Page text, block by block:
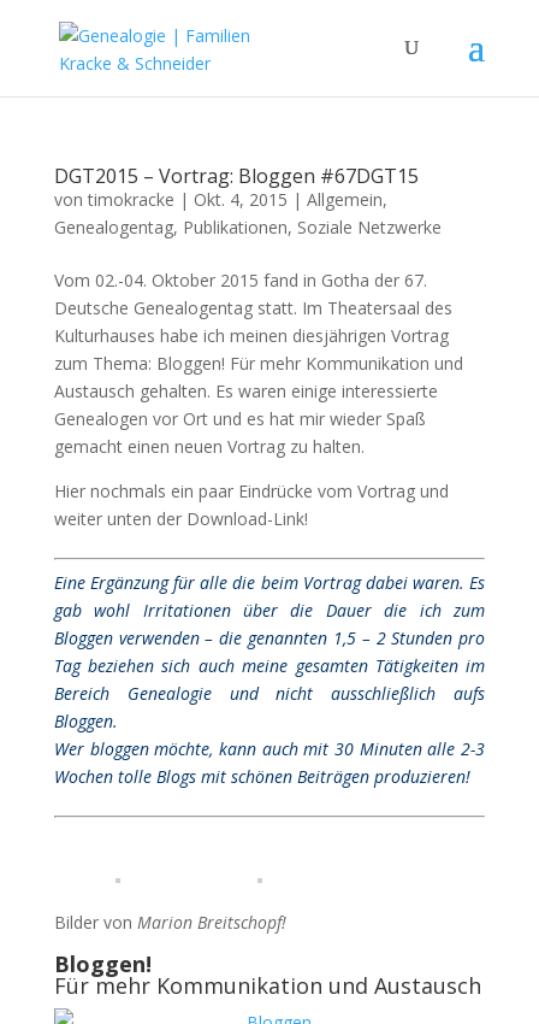
DGT2015 – Vortrag: Bloggen #67DGT15
vontimokracke | Okt. 4, 2015 | Allgemein,
Genealogentag, Publikationen, Soziale Netzwerke
Vom 02.-04. Oktober 2015 fand in Gotha der 67.
Deutsche Genealogentag statt. Im Theatersaal des
Kulturhauses habe ich meinen diesjährigen Vortrag
zum Thema: Bloggen! Für mehr Kommunikation und
Austausch gehalten. Es waren einige interessierte
Genealogen vor Ort und es hat mir wieder Spaß
gemacht einen neuen Vortrag zu halten.
Hier nochmals ein paar Eindrücke vom Vortrag und
weiter unten der Download-Link!
Eine Ergänzung für alle die beim Vortrag dabei waren. Es
gab wohl Irritationen über die Dauer die ich zum
Bloggen verwenden – die genannten 1,5 – 2 Stunden pro
Tag beziehen sich auch meine gesamten Tätigkeiten im
Bereich Genealogie und nicht ausschließlich aufs
Bloggen.
Wer bloggen möchte, kann auch mit 30 Minuten alle 2-3
Wochen tolle Blogs mit schönen Beiträgen produzieren!
Bilder von Marion Breitschopf!
Bloggen!
Für mehr Kommunikation und Austausch